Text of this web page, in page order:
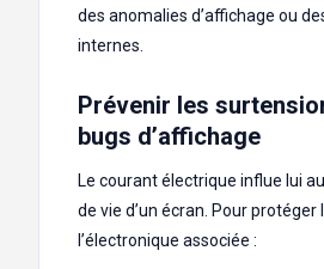
des anomalies d’affichage ou
internes.
Prévenir les
bugs d’affichage
Le courant électrique influe lui
de vie d’un écran. Pour protéger
l’électronique associée :